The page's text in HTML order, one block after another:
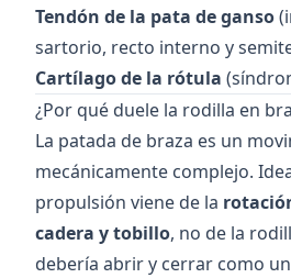
Tendón de la pata de ganso
sartorio, recto interno y
Cartílago de la rótula
¿Por qué duele la rodilla en
La patada de braza es un
mecánicamente complejo.
propulsión viene de la
cadera y tobillo, no de la
debería abrir y cerrar como